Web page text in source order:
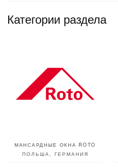
Категории раздела
МАНСАРДНЫЕ ОКНА ROTO
ПОЛЬША, ГЕРМАНИЯ